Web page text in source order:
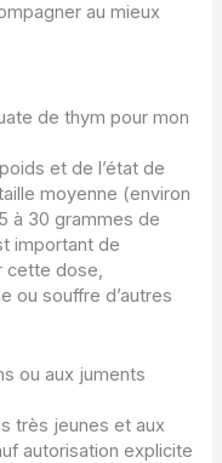
au mieux
de thym pour mon
et de l’état de
moyenne (environ
à 30 grammes de
important de
cette dose,
ou souffre d’autres
ou aux juments
très jeunes et aux
autorisation explicite